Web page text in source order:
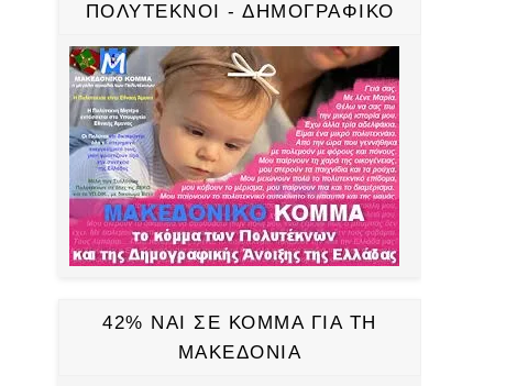
ΠΟΛΥΤΕΚΝΟΙ - ΔΗΜΟΓΡΑΦΙΚΟ
42% ΝΑΙ ΣΕ ΚΟΜΜΑ ΓΙΑ ΤΗ
ΜΑΚΕΔΟΝΙΑ